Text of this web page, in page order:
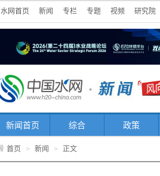
水网首页 新闻 专栏 专题 视频 研究院
新闻首页 综合 政策
首页 > 新闻 > 正文